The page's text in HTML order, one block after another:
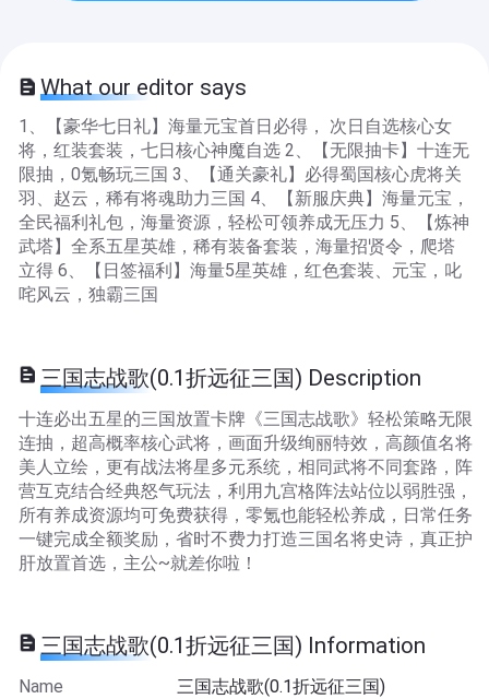
What our editor says
1、【豪华七日礼】海量元宝首日必得， 次日自选核心女
将，红装套装，七日核心神魔自选 2、【无限抽卡】十连无
限抽，0氪畅玩三国 3、【通关豪礼】必得蜀国核心虎将关
羽、赵云，稀有将魂助力三国 4、【新服庆典】海量元宝，
全民福利礼包，海量资源，轻松可领养成无压力 5、【炼神
武塔】全系五星英雄，稀有装备套装，海量招贤令，爬塔
立得 6、【日签福利】海量5星英雄，红色套装、元宝，叱
咤风云，独霸三国
三国志战歌(0.1折远征三国) Description
十连必出五星的三国放置卡牌《三国志战歌》轻松策略无限
连抽，超高概率核心武将，画面升级绚丽特效，高颜值名将
美人立绘，更有战法将星多元系统，相同武将不同套路，阵
营互克结合经典怒气玩法，利用九宫格阵法站位以弱胜强，
所有养成资源均可免费获得，零氪也能轻松养成，日常任务
一键完成全额奖励，省时不费力打造三国名将史诗，真正护
肝放置首选，主公~就差你啦！
三国志战歌(0.1折远征三国) Information
Name
三国志战歌(0.1折远征三国)